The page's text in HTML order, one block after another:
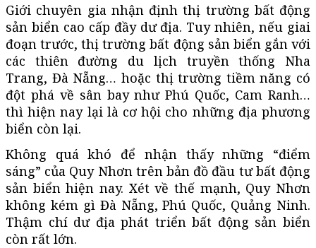
Giới chuyên gia nhận định thị trường bất động
sản biển cao cấp đầy dư địa. Tuy nhiên, nếu giai
đoạn trước, thị trường bất động sản biển gắn với
các thiên đường du lịch truyền thống Nha
Trang, Đà Nẵng… hoặc thị trường tiềm năng có
đột phá về sân bay như Phú Quốc, Cam Ranh…
thì hiện nay lại là cơ hội cho những địa phương
biển còn lại.
Không quá khó để nhận thấy những “điểm
sáng” của Quy Nhơn trên bản đồ đầu tư bất động
sản biển hiện nay. Xét về thế mạnh, Quy Nhơn
không kém gì Đà Nẵng, Phú Quốc, Quảng Ninh.
Thậm chí dư địa phát triển bất động sản biển
còn rất lớn.